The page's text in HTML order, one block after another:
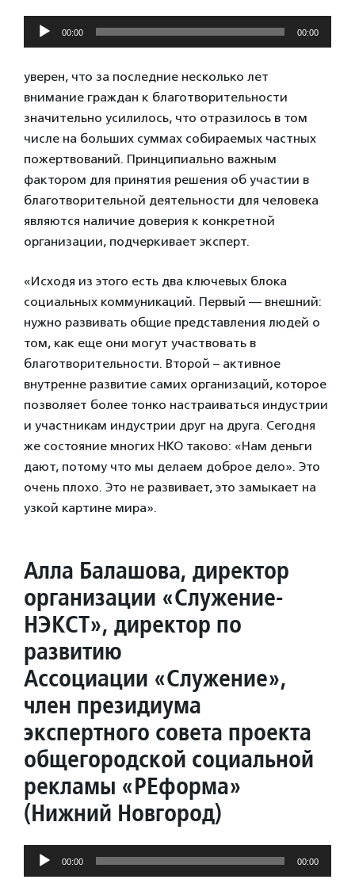
Аудиоплеер
00:00 00:00
уверен, что за последние несколько лет
внимание граждан к благотворительности
значительно усилилось, что отразилось в том
числе на больших суммах собираемых частных
пожертвований. Принципиально важным
фактором для принятия решения об участии в
благотворительной деятельности для человека
являются наличие доверия к конкретной
организации, подчеркивает эксперт.
«Исходя из этого есть два ключевых блока
социальных коммуникаций. Первый — внешний:
нужно развивать общие представления людей о
том, как еще они могут участвовать в
благотворительности. Второй – активное
внутренне развитие самих организаций, которое
позволяет более тонко настраиваться индустрии
и участникам индустрии друг на друга. Сегодня
же состояние многих НКО таково: «Нам деньги
дают, потому что мы делаем доброе дело». Это
очень плохо. Это не развивает, это замыкает на
узкой картине мира».
Алла Балашова, директор
организации «Служение-
НЭКСТ», директор по
развитию
Ассоциации «Служение»,
член президиума
экспертного совета проекта
общегородской социальной
рекламы «РЕформа»
(Нижний Новгород)
Аудиоплеер
00:00 00:00